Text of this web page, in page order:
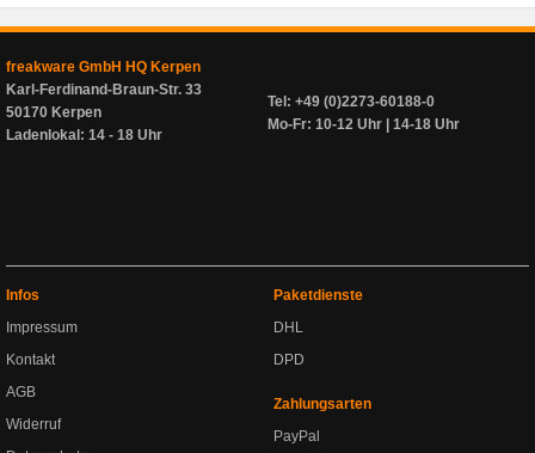
freakware GmbH HQ Kerpen
Karl-Ferdinand-Braun-Str. 33
50170 Kerpen
Ladenlokal: 14 - 18 Uhr
Tel: +49 (0)2273-60188-0
Mo-Fr: 10-12 Uhr | 14-18 Uhr
Infos
Impressum
Kontakt
AGB
Widerruf
Paketdienste
DHL
DPD
Zahlungsarten
PayPal